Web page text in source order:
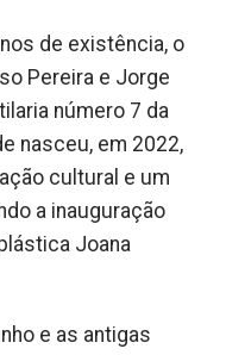
de existência, o
Pereira e Jorge
número 7 da
nasceu, em 2022,
cultural e um
a inauguração
Joana
e as antigas